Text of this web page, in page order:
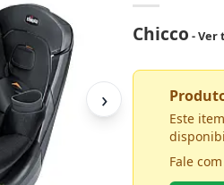
›
Chicco - Ver
Este
Fale